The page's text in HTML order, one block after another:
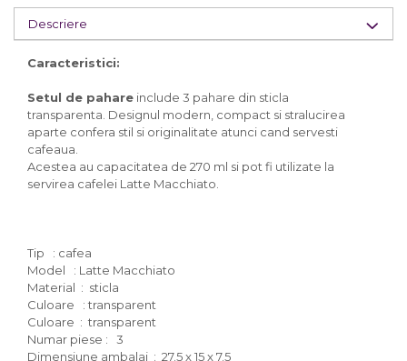
Descriere
Caracteristici:
Setul de pahare include 3 pahare din sticla
transparenta. Designul modern, compact si stralucirea
aparte confera stil si originalitate atunci cand servesti
cafeaua.
Acestea au capacitatea de 270 ml si pot fi utilizate la
servirea cafelei Latte Macchiato.
Tip : cafea
Model : Latte Macchiato
Material : sticla
Culoare : transparent
Culoare : transparent
Numar piese : 3
Dimensiune ambalaj : 27.5 x 15 x 7.5